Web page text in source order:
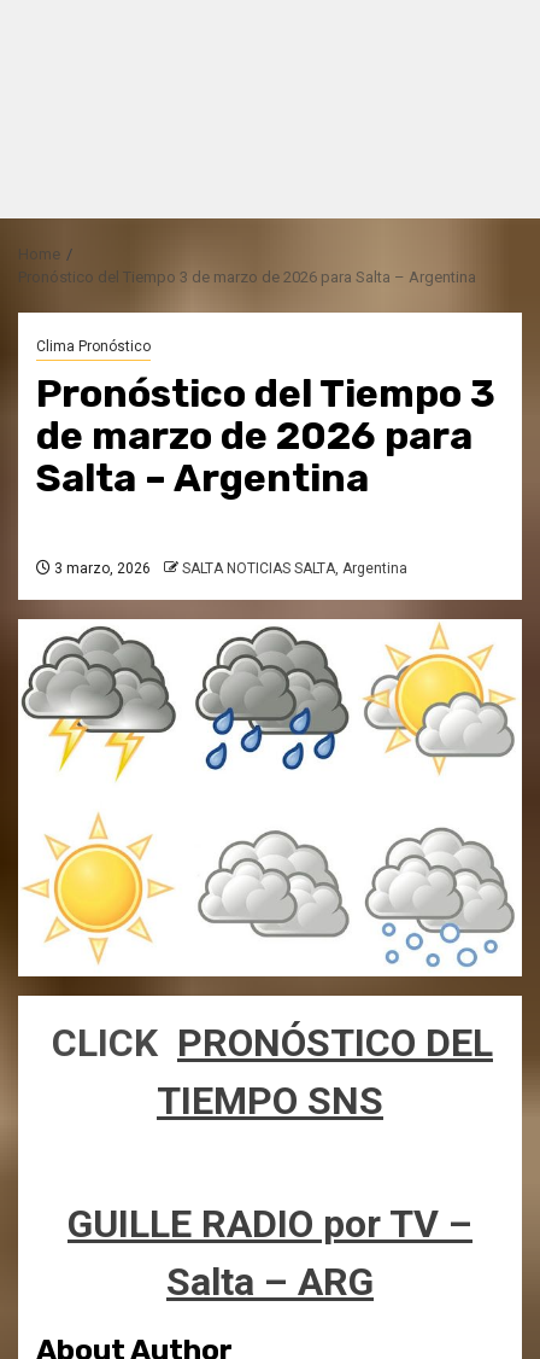
Home
Pronóstico del Tiempo 3 de marzo de 2026 para Salta – Argentina
Clima Pronóstico
Pronóstico del Tiempo 3
de marzo de 2026 para
Salta – Argentina
3 marzo, 2026 SALTA NOTICIAS SALTA, Argentina
CLICK PRONÓSTICO DEL
TIEMPO SNS
GUILLE RADIO por TV –
Salta – ARG
About Author